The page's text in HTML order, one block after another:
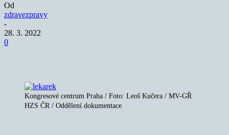
Od
zdravezpravy
-
28. 3. 2022
0
Kongresové centrum Praha / Foto: Leoš Kučera / MV-GŘ
HZS ČR / Oddělení dokumentace